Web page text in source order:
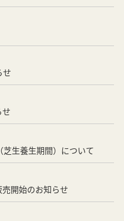
せ
せ
芝生養生期間）について
開始のお知らせ